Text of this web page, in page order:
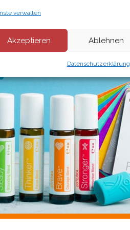
verwalten
Akzeptieren Ablehnen
Datenschutzerklärung